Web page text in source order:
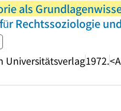
als
Rechtssoziologie
Universitätsverlag1972.